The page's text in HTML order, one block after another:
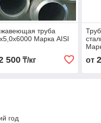
труба
Марка AISI
500₸/кг от
год